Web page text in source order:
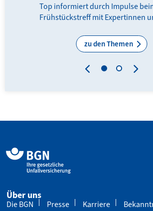
Top informiert durch Impulse
Frühstückstreff mit Expertinnen
zu den Themen
Über uns
Die BGN Presse Karriere